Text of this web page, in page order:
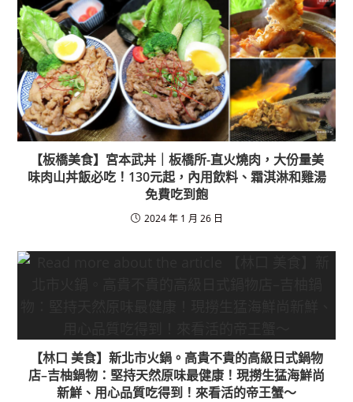
【板橋美食】宮本武丼｜板橋所-直火燒肉，大份量美
味肉山丼飯必吃！130元起，內用飲料、霜淇淋和雞湯
免費吃到飽
2024 年 1 月 26 日
【林口 美食】新北市火鍋。高貴不貴的高級日式鍋物
店–吉柚鍋物：堅持天然原味最健康！現撈生猛海鮮尚
新鮮、用心品質吃得到！來看活的帝王蟹～